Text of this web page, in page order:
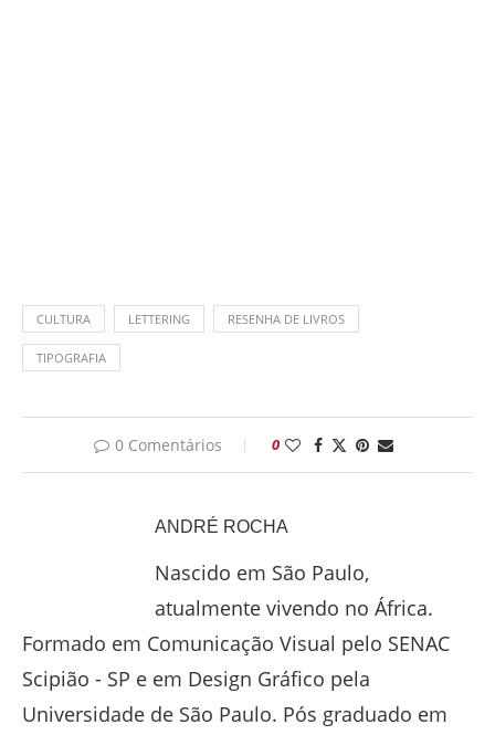
CULTURA LETTERING RESENHA DE LIVROS
TIPOGRAFIA
0 Comentários 0
ANDRÉ ROCHA
Nascido em São Paulo,
atualmente vivendo no África.
Formado em Comunicação Visual pelo SENAC
Scipião - SP e em Design Gráfico pela
Universidade de São Paulo. Pós graduado em